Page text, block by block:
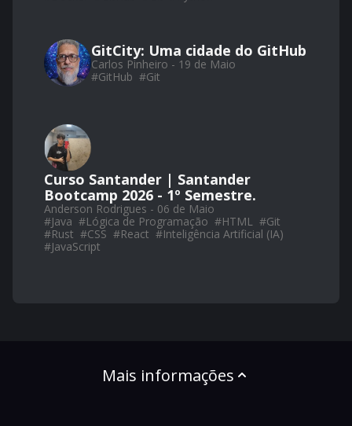
GitCity: Uma cidade do GitHub
Carlos Pinheiro - 19 de Maio
#GitHub #Git
Curso Santander | Santander
Bootcamp 2026 - 1º Semestre.
Anderson Rodrigues - 06 de Maio
#Java #Lógica de Programação #HTML #Git
#Rust #CSS #React #Inteligência Artificial (IA)
#JavaScript
Mais informações